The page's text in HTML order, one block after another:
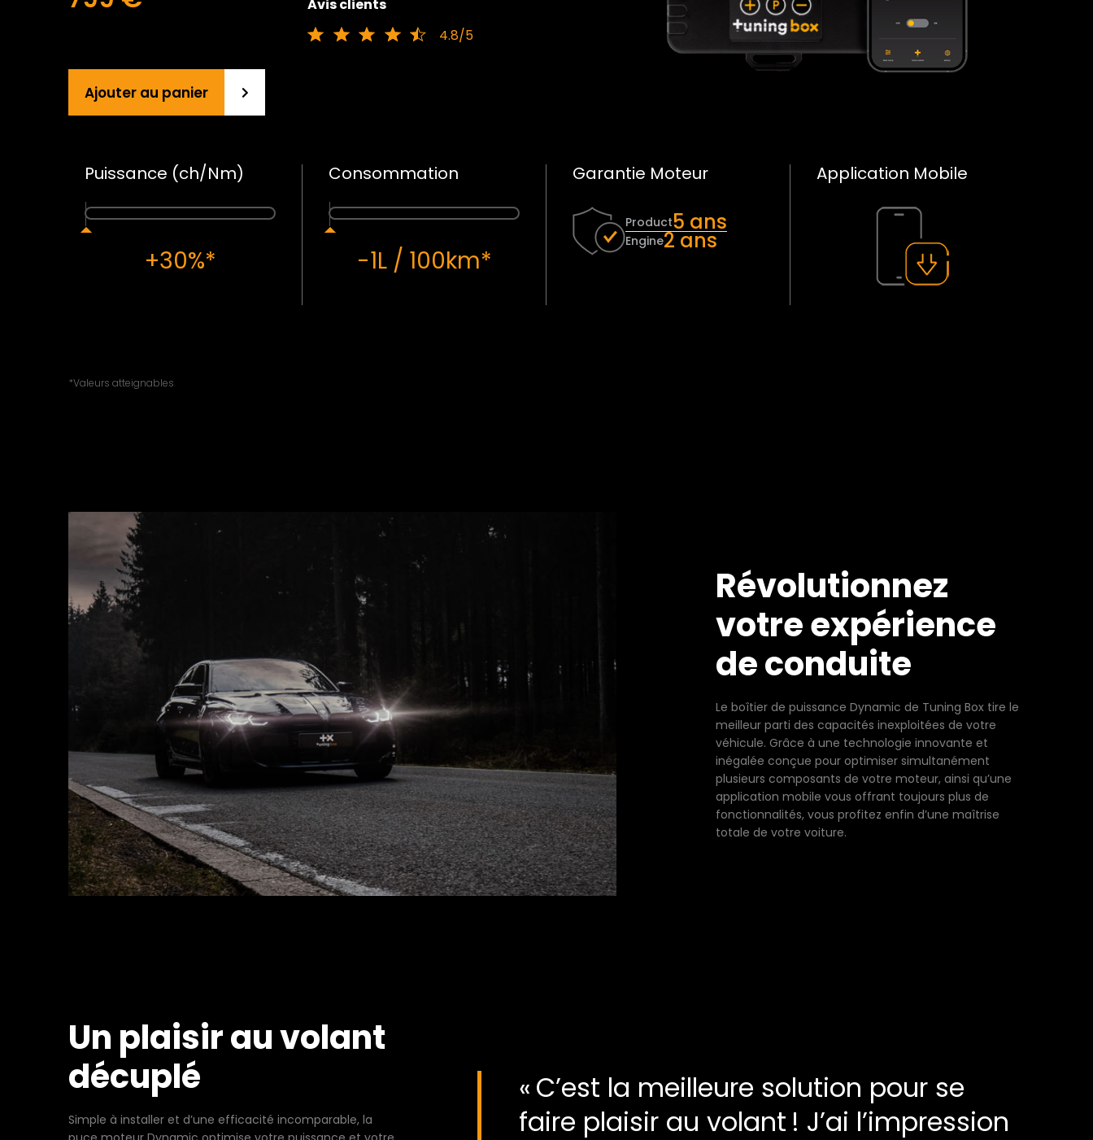
Avis clients
4.8/5
Ajouter au panier
Puissance (ch/Nm)
+30%*
Consommation
-1L / 100km*
Garantie Moteur
Product5 ans
Engine2 ans
Application Mobile
*Valeurs atteignables
Révolutionnez
votre expérience
de conduite
Le boîtier de puissance Dynamic de Tuning Box tire le
meilleur parti des capacités inexploitées de votre
véhicule. Grâce à une technologie innovante et
inégalée conçue pour optimiser simultanément
plusieurs composants de votre moteur, ainsi qu’une
application mobile vous offrant toujours plus de
fonctionnalités, vous profitez enfin d’une maîtrise
totale de votre voiture.
Un plaisir au volant
décuplé
Simple à installer et d’une efficacité incomparable, la
« C’est la meilleure solution pour se
faire plaisir au volant ! J’ai l’impression